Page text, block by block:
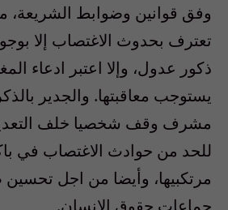
وفق قوانين وضوابط الشريعة،
تعترف بحدوث الاغتصاب إلا
ذكور عدول، وإلا اعتبر ادعاء
يستوجب معاقبتها. والجدير
مشرف وقف شخصيا خلف
للحد من حوادث الاغتصاب في
مرتكبيها، وأيضا من اجل تحسين
جماعات حقوق الإنسان.